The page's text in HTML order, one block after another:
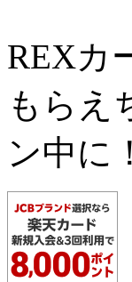
REXカ
もらえ
ン中に！